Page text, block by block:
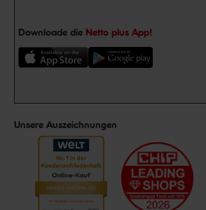
Downloade die Netto plus App!
Unsere Auszeichnungen